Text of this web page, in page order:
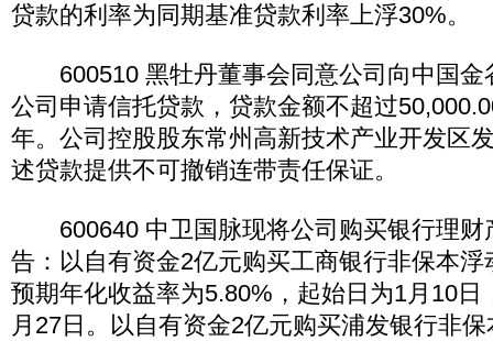
贷款的利率为同期基准贷款利率上浮30%。
600510 黑牡丹董事会同意公司向中国金
公司申请信托贷款，贷款金额不超过
年。公司控股股东常州高新技术产业开发区
述贷款提供不可撤销连带责任保证。
600640 中卫国脉现将公司购买银行理财
告：以自有资金2亿元购买工商银行非保本
预期年化收益率为5.80%，起始日为1月10日
月27日。以自有资金2亿元购买浦发银行非